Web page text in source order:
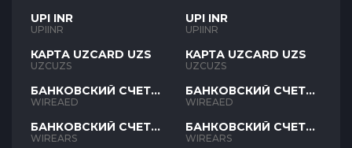
UPI INR
UPIINR
КАРТА UZCARD UZS
UZCUZS
БАНКОВСКИЙ СЧЕТ
AED
WIREAED
БАНКОВСКИЙ СЧЕТ
ARS
WIREARS
UPI INR
UPIINR
КАРТА UZCARD UZS
UZCUZS
БАНКОВСКИЙ СЧЕТ
AED
WIREAED
БАНКОВСКИЙ СЧЕТ
ARS
WIREARS